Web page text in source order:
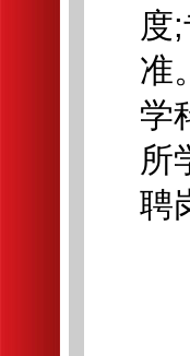
度
准
学
所
聘